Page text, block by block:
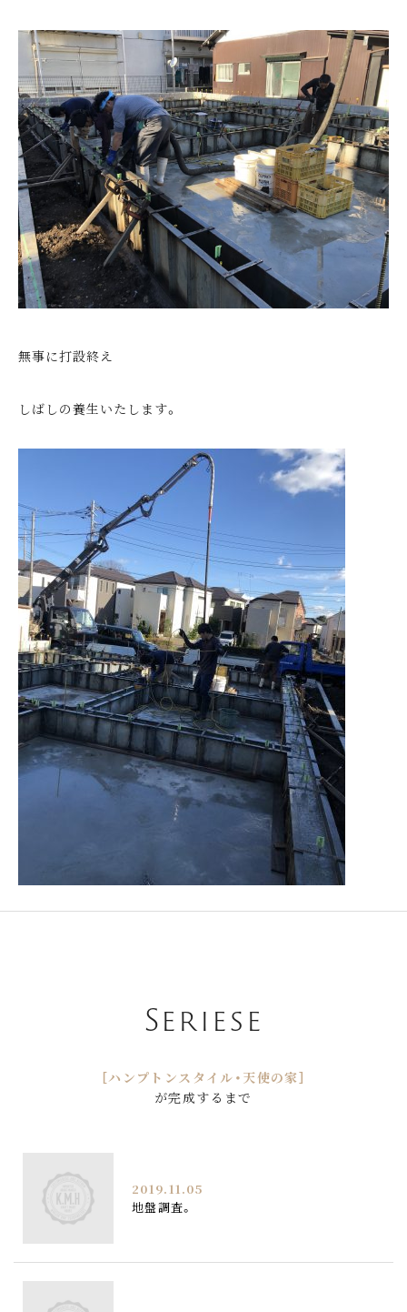
無事に打設終え
しばしの養生いたします。
Seriese
［ハンプトンスタイル・天使の家］
が完成するまで
2019.11.05
地盤調査。